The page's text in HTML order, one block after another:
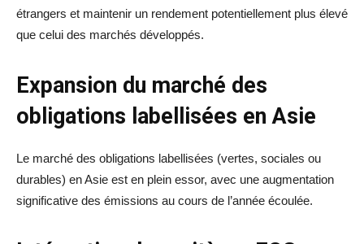
étrangers et maintenir un rendement potentiellement plus élevé
que celui des marchés développés.
Expansion du marché des
obligations labellisées en Asie
Le marché des obligations labellisées (vertes, sociales ou
durables) en Asie est en plein essor, avec une augmentation
significative des émissions au cours de l’année écoulée.